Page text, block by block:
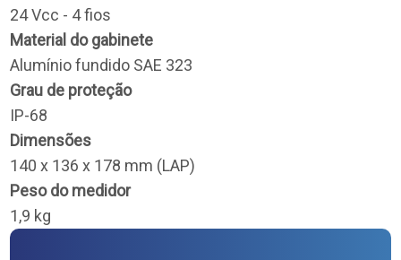
24 Vcc - 4 fios
Material do gabinete
Alumínio fundido SAE 323
Grau de proteção
IP-68
Dimensões
140 x 136 x 178 mm (LAP)
Peso do medidor
1,9 kg